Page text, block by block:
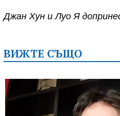
Джан Хун и Луо Я
ВИЖТЕ СЪЩО